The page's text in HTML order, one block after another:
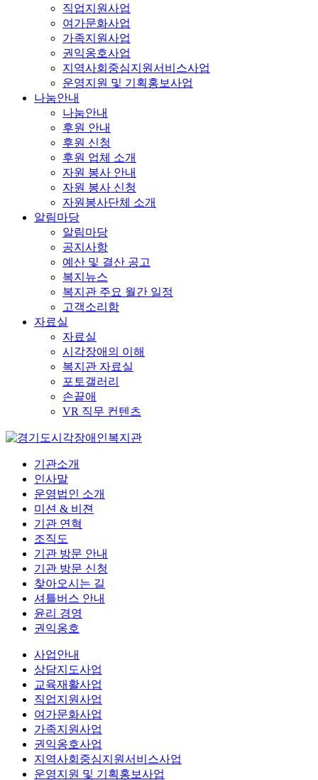
직업지원사업
여가문화사업
가족지원사업
권익옹호사업
지역사회중심지원서비스사업
운영지원 및 기획홍보사업
나눔안내
나눔안내
후원 안내
후원 신청
후원 업체 소개
자원 봉사 안내
자원 봉사 신청
자원봉사단체 소개
알림마당
알림마당
공지사항
예산 및 결산 공고
복지뉴스
복지관 주요 월간 일정
고객소리함
자료실
자료실
시각장애의 이해
복지관 자료실
포토갤러리
손끝애
VR 직무 컨텐츠
기관소개
인사말
운영법인 소개
미션 & 비젼
기관 연혁
조직도
기관 방문 안내
기관 방문 신청
찾아오시는 길
셔틀버스 안내
윤리 경영
권익옹호
사업안내
상담지도사업
교육재활사업
직업지원사업
여가문화사업
가족지원사업
권익옹호사업
지역사회중심지원서비스사업
운영지원 및 기획홍보사업